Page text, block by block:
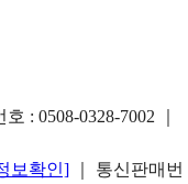
호 : 0508-0328-7002
보확인]
｜ 통신판매번